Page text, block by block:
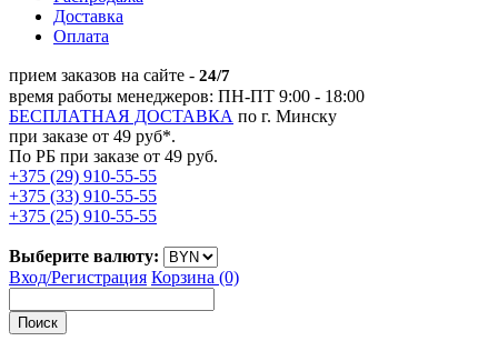
Доставка
Оплата
прием заказов на сайте - 24/7
время работы менеджеров: ПН-ПТ 9:00 - 18:00
БЕСПЛАТНАЯ ДОСТАВКА по г. Минску
при заказе от 49 руб*.
По РБ при заказе от 49 руб.
+375 (29) 910-55-55
+375 (33) 910-55-55
+375 (25) 910-55-55
Выберите валюту:
Вход/Регистрация Корзина (0)
Поиск